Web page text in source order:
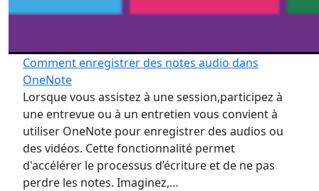
Comment enregistrer des notes audio dans
OneNote
Lorsque vous assistez à une session,participez à
une entrevue ou à un entretien vous convient à
utiliser OneNote pour enregistrer des audios ou
des vidéos. Cette fonctionnalité permet
d'accélérer le processus d’écriture et de ne pas
perdre les notes. Imaginez,…